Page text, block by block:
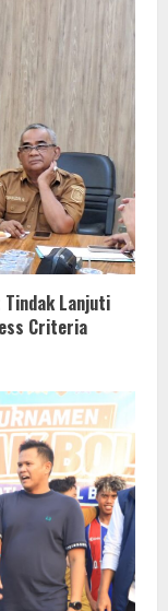
Tindak Lanjuti
Criteria